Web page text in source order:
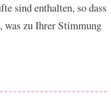
sind enthalten, so dass
was zu Ihrer Stimmung